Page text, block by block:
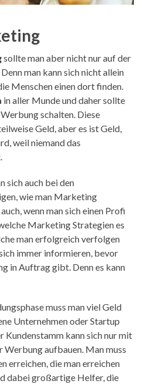
sollte man aber nicht nur auf der
man kann sich nicht allein
Menschen einen dort finden.
in aller Munde und daher sollte
schalten. Diese
Geld, aber es ist Geld,
weil niemand das
sich auch bei den
wie man Marketing
wenn man sich einen Profi
Marketing Strategien es
man erfolgreich verfolgen
immer informieren, bevor
in Auftrag gibt. Denn es kann
muss man viel Geld
Unternehmen oder Startup
Kundenstamm kann sich nur mit
aufbauen. Man muss
erreichen, die man erreichen
dabei großartige Helfer, die